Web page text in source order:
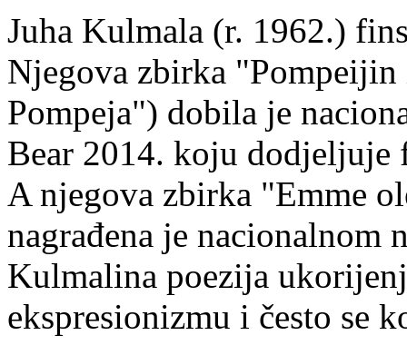
Juha Kulmala (r. 1962.)
Njegova zbirka
Pompeja") dobila je
Bear 2014. koju
A njegova zbirka "Emme
nagrađena je nacionalnom
Kulmalina poezija
ekspresionizmu i često se